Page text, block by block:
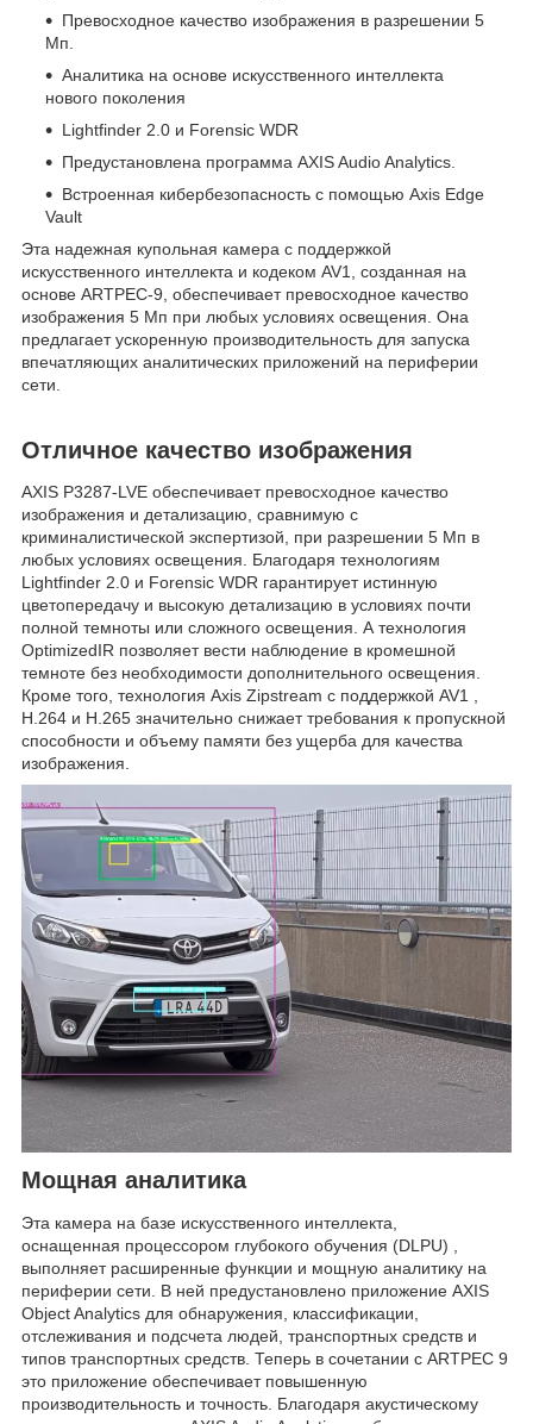
Превосходное качество изображения в разрешении 5
Мп.
Аналитика на основе искусственного интеллекта
нового поколения
Lightfinder 2.0 и Forensic WDR
Предустановлена ​​программа AXIS Audio Analytics.
Встроенная кибербезопасность с помощью Axis Edge
Vault
Эта надежная купольная камера с поддержкой
искусственного интеллекта и кодеком AV1, созданная на
основе ARTPEC-9, обеспечивает превосходное качество
изображения 5 Мп при любых условиях освещения. Она
предлагает ускоренную производительность для запуска
впечатляющих аналитических приложений на периферии
сети.
Отличное качество изображения
AXIS P3287-LVE обеспечивает превосходное качество
изображения и детализацию, сравнимую с
криминалистической экспертизой, при разрешении 5 Мп в
любых условиях освещения. Благодаря технологиям
Lightfinder 2.0 и Forensic WDR гарантирует истинную
цветопередачу и высокую детализацию в условиях почти
полной темноты или сложного освещения. А технология
OptimizedIR позволяет вести наблюдение в кромешной
темноте без необходимости дополнительного освещения.
Кроме того, технология Axis Zipstream с поддержкой AV1 ,
H.264 и H.265 значительно снижает требования к пропускной
способности и объему памяти без ущерба для качества
изображения.
Мощная аналитика
Эта камера на базе искусственного интеллекта,
оснащенная процессором глубокого обучения (DLPU) ,
выполняет расширенные функции и мощную аналитику на
периферии сети. В ней предустановлено приложение AXIS
Object Analytics для обнаружения, классификации,
отслеживания и подсчета людей, транспортных средств и
типов транспортных средств. Теперь в сочетании с ARTPEC 9
это приложение обеспечивает повышенную
производительность и точность. Благодаря акустическому